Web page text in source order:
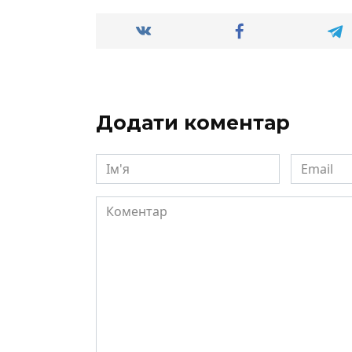
Додати коментар
Ім'я Email
Коментар